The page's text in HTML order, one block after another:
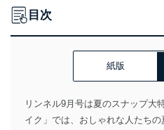
目次
紙版
リンネル9月号は夏のスナップ大
イク」では、おしゃれな人たち